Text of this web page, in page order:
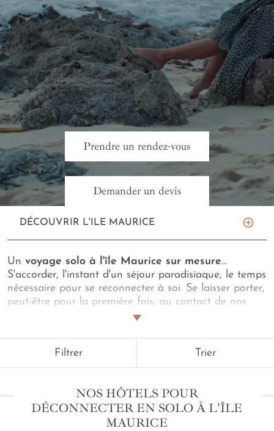
Prendre un rendez-vous
Demander un devis
DÉCOUVRIR L'ILE MAURICE
Un voyage solo à l'île Maurice sur mesure…
S'accorder, l'instant d'un séjour paradisiaque, le temps
nécessaire pour se reconnecter à soi. Se laisser porter,
peut-être pour la première fois, au contact de nos
experts qui personnalisent votre itinérance au gré de
voyages à l'île Mauricevous assurent confort et
service des plus attentionnés avec majordome, dans
les écrins charmants avec suites, dont ils ont le secret.
l'océan Indien… S'imprégner de la lumière vespérale
du soleil couchant au-dessus de la ligne d'horizon
Belle Mare. Savourer une salade
Filtrer Trier
NOS HÔTELS POUR
DÉCONNECTER EN SOLO À L'ÎLE
MAURICE